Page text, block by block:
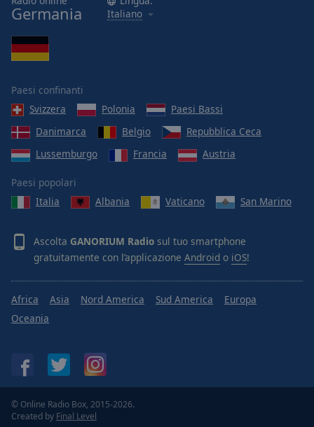
Germania
Italiano
Paesi confinanti
Svizzera
Polonia
Paesi Bassi
Danimarca
Belgio
Repubblica Ceca
Lussemburgo
Francia Austria
Paesi popolari
Italia
Albania Vaticano San Marino
Ascolta GANORIUM Radio sul tuo smartphone
gratuitamente con l’applicazione Android o iOS!
Africa Asia Nord America Sud America
Europa
Oceania
© Online Radio Box, 2015-2026.
Created by Final Level